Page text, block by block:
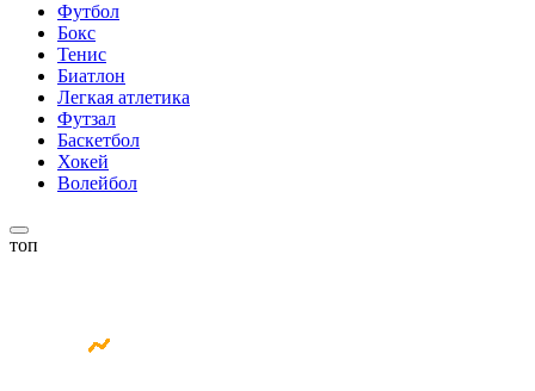
Футбол
Бокс
Тенис
Биатлон
Легкая атлетика
Футзал
Баскетбол
Хокей
Волейбол
топ